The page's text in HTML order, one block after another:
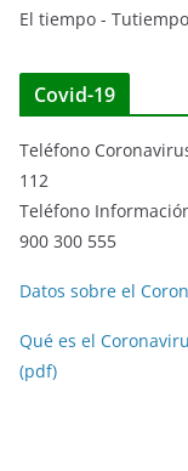
El tiempo -
Covid-19
Teléfono
112
Teléfono
900 300 555
Datos sobre el
Qué es el
(pdf)